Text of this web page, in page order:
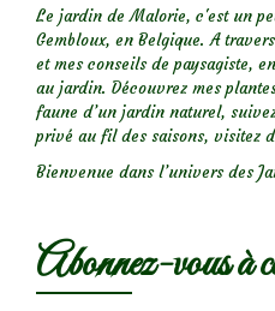
Le jardin de Malorie, c'est un
Gembloux, en Belgique. A
et mes conseils de paysagiste,
au jardin. Découvrez mes
faune d’un jardin naturel,
privé au fil des saisons, visitez
Bienvenue dans l’univers des
Abonnez-vous à